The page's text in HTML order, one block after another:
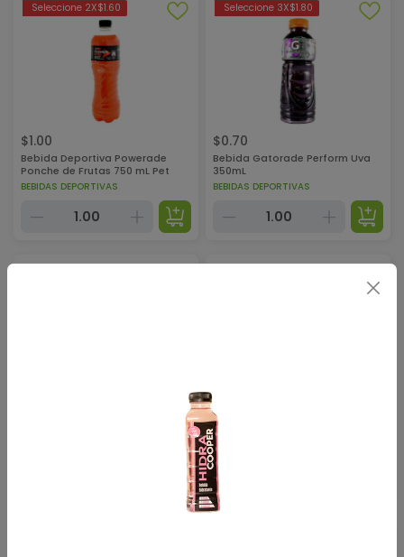
Seleccione 2X$1.60
$1.00
Bebida Deportiva Powerade
Ponche de Frutas 750 mL Pet
BEBIDAS DEPORTIVAS
Seleccione 3X$1.80
$0.70
Bebida Gatorade Perform Uva
350mL
BEBIDAS DEPORTIVAS
Bebida Gatorade Tapa Plana
Lima Limon 600 mL
BEBIDAS DEPORTIVAS